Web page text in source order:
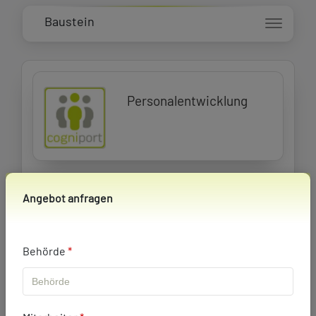
Baustein
Personalentwicklung
Klasse 1
Angebot anfragen
Behörde *